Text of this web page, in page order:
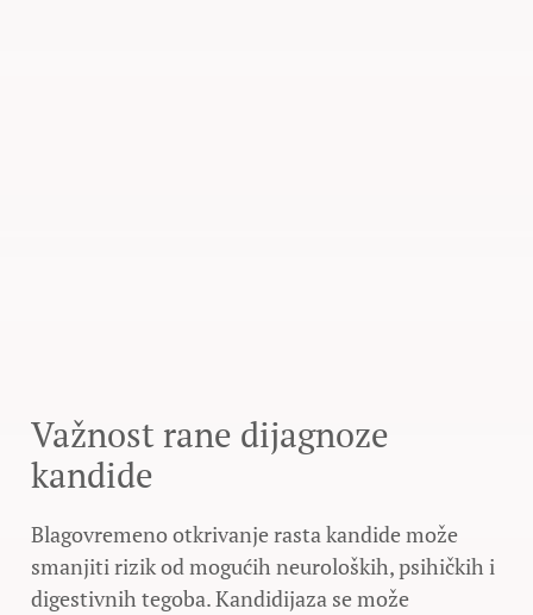
Važnost rane dijagnoze
kandide
Blagovremeno otkrivanje rasta kandide može
smanjiti rizik od mogućih neuroloških, psihičkih i
digestivnih tegoba. Kandidijaza se može